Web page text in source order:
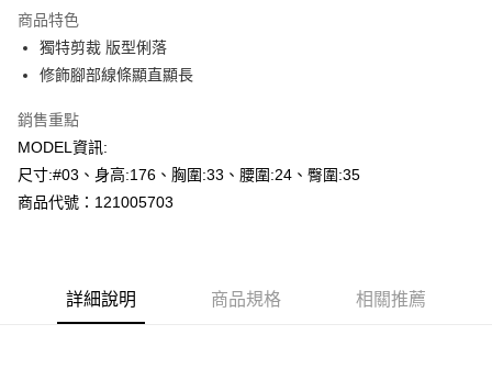
Apple Pay
悠遊付
Google Pay
AFTEE先享後付
相關說明
２．便利：只要手機號碼，簡訊認證，即可結帳。
每筆NT$60，滿NT$2,000(含以上)免運費
商品特色
獨特剪裁 版型俐落
修飾腳部線條顯直顯長
銷售重點
MODEL資訊:
尺寸:#03、身高:176、胸圍:33、腰圍:24、臀圍:35
商品代號：121005703
詳細說明 商品規格 相關推薦